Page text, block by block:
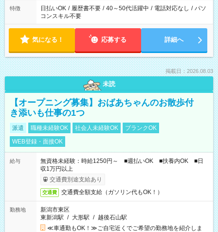
特徴 日払いOK / 履歴書不要 / 40～50代活躍中 / 電話対応なし / パソ
コンスキル不要
気になる！ 応募する 詳細へ
掲載日：2026.08.03
未読
【オープニング募集】おばあちゃんのお散歩付
き添いも仕事の1つ
派遣 職種未経験OK 社会人未経験OK
ブランクOK
WEB登録・面接OK
給与
無資格未経験：時給1250円～ ■週払いOK ■扶養内OK ■日
収1万円以上
交通費別途支給あり
交通費 交通費全額支給（ガソリン代もOK！）
勤務地
新潟市東区
東新潟駅 / 大形駅 / 越後石山駅
≪車通勤もOK！≫ご自宅近くでご希望の勤務地を紹介しま